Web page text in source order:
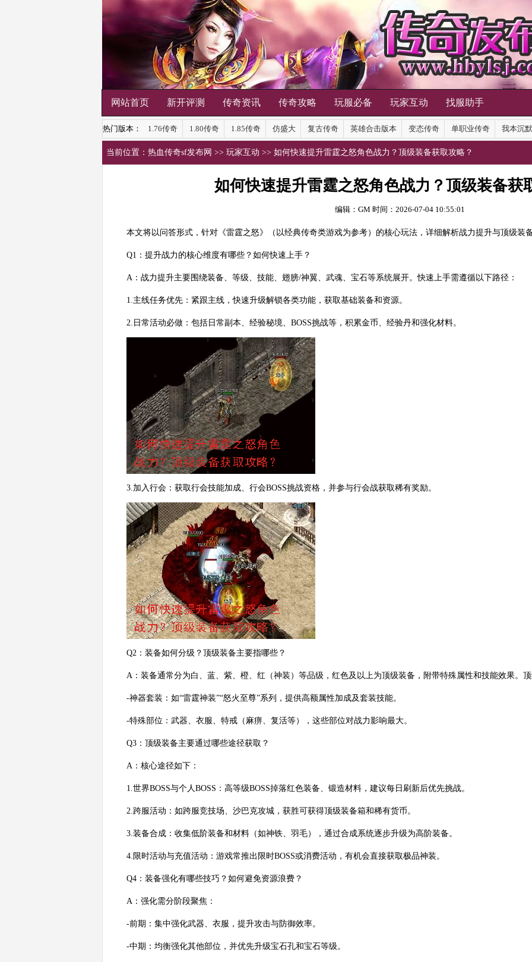
网站首页 新开评测 传奇资讯 传奇攻略 玩服必备 玩家互动 找服助手
热门版本： 1.76传奇 1.80传奇 1.85传奇 仿盛大 复古传奇 英雄合击版本 变态传奇 单职业传奇 我本沉默
当前位置： 热血传奇sf发布网 >> 玩家互动 >> 如何快速提升雷霆之怒角色战力？顶级装备获取攻略？
如何快速提升雷霆之怒角色战力？顶级装备获
编辑：GM 时间：2026-07-04 10:55:01
本文将以问答形式，针对《雷霆之怒》（以经典传奇类游戏为参考）的核心玩法，详细解析战力提升与顶级装
Q1：提升战力的核心维度有哪些？如何快速上手？
A：战力提升主要围绕装备、等级、技能、翅膀/神翼、武魂、宝石等系统展开。快速上手需遵循以下路径：
1.主线任务优先：紧跟主线，快速升级解锁各类功能，获取基础装备和资源。
2.日常活动必做：包括日常副本、经验秘境、BOSS挑战等，积累金币、经验丹和强化材料。
3.加入行会：获取行会技能加成、行会BOSS挑战资格，并参与行会战获取稀有奖励。
Q2：装备如何分级？顶级装备主要指哪些？
A：装备通常分为白、蓝、紫、橙、红（神装）等品级，红色及以上为顶级装备，附带特殊属性和技能效果。
-神器套装：如“雷霆神装”“怒火至尊”系列，提供高额属性加成及套装技能。
-特殊部位：武器、衣服、特戒（麻痹、复活等），这些部位对战力影响最大。
Q3：顶级装备主要通过哪些途径获取？
A：核心途径如下：
1.世界BOSS与个人BOSS：高等级BOSS掉落红色装备、锻造材料，建议每日刷新后优先挑战。
2.跨服活动：如跨服竞技场、沙巴克攻城，获胜可获得顶级装备箱和稀有货币。
3.装备合成：收集低阶装备和材料（如神铁、羽毛），通过合成系统逐步升级为高阶装备。
4.限时活动与充值活动：游戏常推出限时BOSS或消费活动，有机会直接获取极品神装。
Q4：装备强化有哪些技巧？如何避免资源浪费？
A：强化需分阶段聚焦：
-前期：集中强化武器、衣服，提升攻击与防御效率。
-中期：均衡强化其他部位，并优先升级宝石孔和宝石等级。